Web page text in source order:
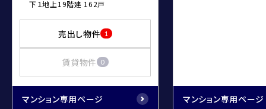
下１地上19階建 162戸
売出し物件 1
賃貸物件 0
マンション専用ページ マンション専用ページ